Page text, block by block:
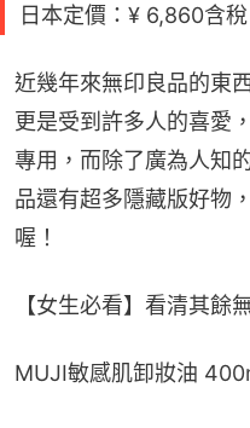
日本定價：¥ 6,860含稅
近幾年來無印良品的東
更是受到許多人的喜愛
專用，而除了廣為人知
品還有超多隱藏版好物
喔！
【女生必看】看清其餘
MUJI敏感肌卸妝油